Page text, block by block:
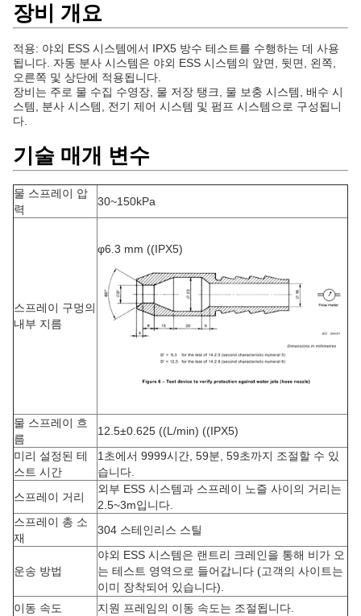
장비 개요
적용: 야외 ESS 시스템에서 IPX5 방수 테스트를 수행하는 데 사용
됩니다. 자동 분사 시스템은 야외 ESS 시스템의 앞면, 뒷면, 왼쪽,
오른쪽 및 상단에 적용됩니다.
장비는 주로 물 수집 수영장, 물 저장 탱크, 물 보충 시스템, 배수 시
스템, 분사 시스템, 전기 제어 시스템 및 펌프 시스템으로 구성됩니
다.
기술 매개 변수
물 스프레이 압
력
30~150kPa
스프레이 구멍의
내부 지름
φ6.3 mm ((IPX5)
물 스프레이 흐
름
12.5±0.625 ((L/min) ((IPX5)
미리 설정된 테
스트 시간
1초에서 9999시간, 59분, 59초까지 조절할 수 있
습니다.
스프레이 거리
외부 ESS 시스템과 스프레이 노즐 사이의 거리는
2.5~3m입니다.
스프레이 총 소
재
304 스테인리스 스틸
운송 방법
야외 ESS 시스템은 랜트리 크레인을 통해 비가 오
는 테스트 영역으로 들어갑니다 (고객의 사이트는
이미 장착되어 있습니다).
이동 속도
지원 프레임의 이동 속도는 조절됩니다.